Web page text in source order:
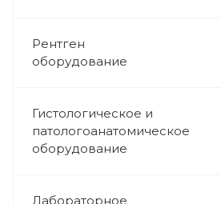
Рентген
оборудование
Гистологическое и
патологоанатомическое
оборудование
Лабораторное